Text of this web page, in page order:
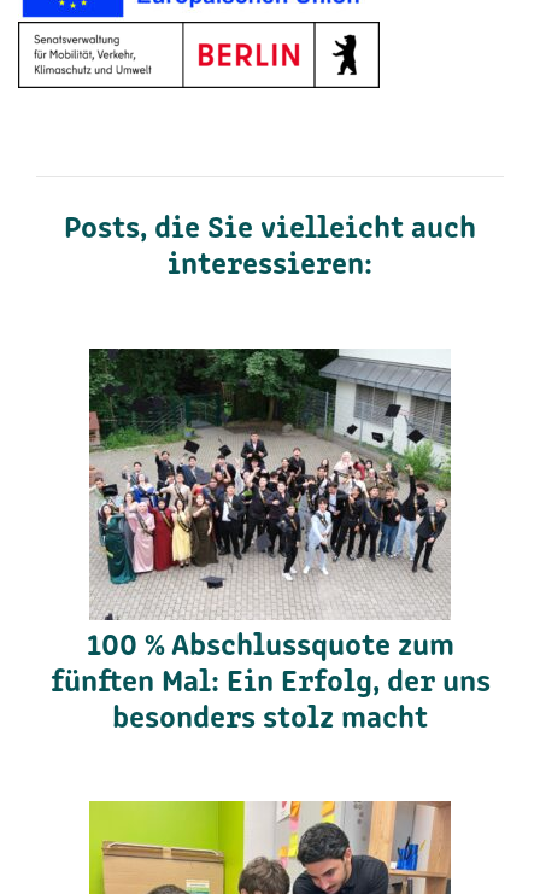
Posts, die Sie vielleicht auch
interessieren:
100 % Abschlussquote zum
fünften Mal: Ein Erfolg, der uns
besonders stolz macht